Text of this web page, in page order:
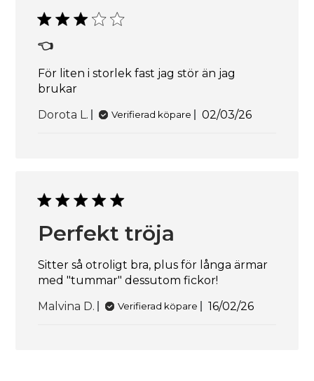
👈
För liten i storlek fast jag stör än jag
brukar
Dorota L.
Verifierad köpare 02/03/26
Perfekt tröja
Sitter så otroligt bra, plus för långa ärmar
med "tummar" dessutom fickor!
Malvina D.
Verifierad köpare 16/02/26